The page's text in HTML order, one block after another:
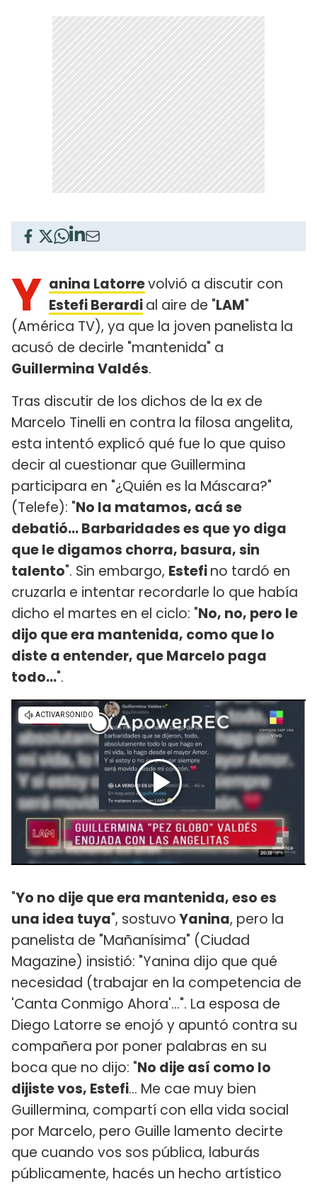
Y anina Latorrevolvió a discutir con
Estefi Berardial aire de "LAM"
(América TV), ya que la joven panelista la
acusó de decirle "mantenida" a
Guillermina Valdés.
Tras discutir de los dichos de la ex de
Marcelo Tinelli en contra la filosa angelita,
esta intentó explicó qué fue lo que quiso
decir al cuestionar que Guillermina
participara en "¿Quién es la Máscara?"
(Telefe): "No la matamos, acá se
debatió... Barbaridades es que yo diga
que le digamos chorra, basura, sin
talento". Sin embargo, Estefino tardó en
cruzarla e intentar recordarle lo que había
dicho el martes en el ciclo: "No, no, pero le
dijo que era mantenida, como que lo
diste a entender, que Marcelo paga
todo...".
"Yo no dije que era mantenida, eso es
una idea tuya", sostuvoYanina, pero la
panelista de "Mañanísima" (Ciudad
Magazine) insistió: "Yanina dijo que qué
necesidad (trabajar en la competencia de
'Canta Conmigo Ahora'...". La esposa de
Diego Latorre se enojó y apuntó contra su
compañera por poner palabras en su
boca que no dijo: "No dije así como lo
dijiste vos, Estefi... Me cae muy bien
Guillermina, compartí con ella vida social
por Marcelo, pero Guille lamento decirte
que cuando vos sos pública, laburás
públicamente, hacés un hecho artístico